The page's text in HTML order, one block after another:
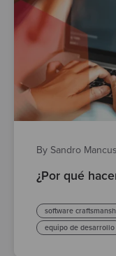
By Sandro
¿Por qué
software
equipo de desarrollo